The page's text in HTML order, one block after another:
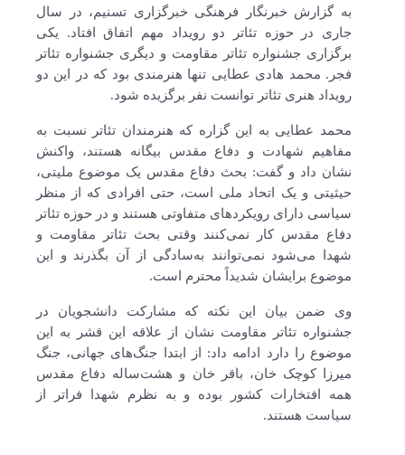
به گزارش خبرنگار فرهنگی خبرگزاری تسنیم، در سال
جاری در حوزه تئاتر دو رویداد مهم اتفاق افتاد. یکی
برگزاری جشنواره تئاتر مقاومت و دیگری جشنواره تئاتر
فجر. محمد هادی عطایی تنها هنرمندی بود که در این دو
رویداد هنری تئاتر توانست نفر برگزیده شود.
محمد عطایی به این گزاره که هنرمندان تئاتر نسبت به
مفاهیم شهادت و دفاع مقدس بیگانه هستند، واکنش
نشان داد و گفت: بحث دفاع مقدس یک موضوع ملیتی،
حیثیتی و یک اتحاد ملی است، حتی افرادی که از منظر
سیاسی دارای رویکردهای متفاوتی هستند و در حوزه تئاتر
دفاع مقدس کار نمی‌کنند وقتی بحث تئاتر مقاومت و
شهدا می‌شود نمی‌توانند به‌سادگی از آن بگذرند و این
موضوع برایشان شدیداً محترم است.
وی ضمن بیان این نکته که مشارکت دانشجویان در
جشنواره تئاتر مقاومت نشان از علاقه این قشر به این
موضوع را دارد ادامه داد: از ابتدا جنگ‌های جهانی، جنگ
میرزا کوچک خان، باقر خان و هشت‌ساله دفاع مقدس
همه افتخارات کشور بوده و به نظرم شهدا فراتر از
سیاست هستند.